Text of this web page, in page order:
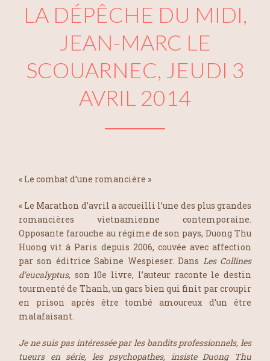
LA DÉPÊCHE DU MIDI,
JEAN-MARC LE
SCOUARNEC, JEUDI 3
AVRIL 2014
« Le combat d’une romancière »
« Le Marathon d’avril a accueilli l’une des plus grandes
romancières vietnamienne contemporaine.
Opposante farouche au régime de son pays, Duong Thu
Huong vit à Paris depuis 2006, couvée avec affection
par son éditrice Sabine Wespieser. Dans Les Collines
d’eucalyptus, son 10e livre, l’auteur raconte le destin
tourmenté de Thanh, un gars bien qui finit par croupir
en prison après être tombé amoureux d’un être
malafaisant.
Je ne suis pas intéressée par les bandits professionnels, les
tueurs en série, les psychopathes, insiste Duong Thu